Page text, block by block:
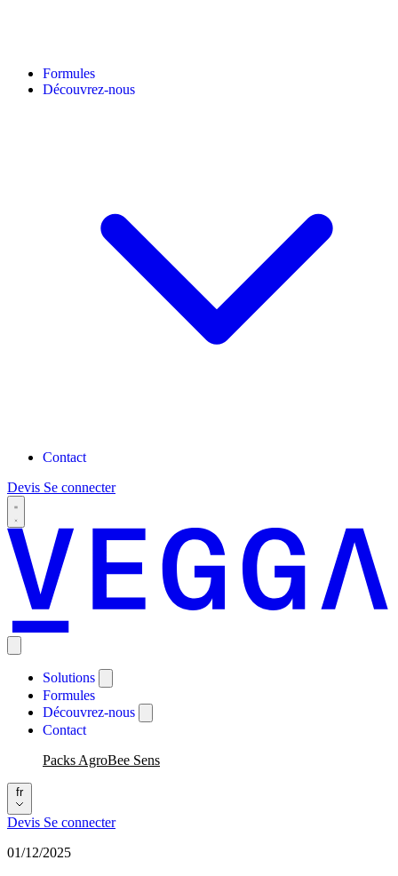
Formules
Découvrez-nous
Contact
Devis Se connecter
Solutions
Formules
Découvrez-nous
Contact
Packs AgroBee Sens
fr
Devis Se connecter
01/12/2025